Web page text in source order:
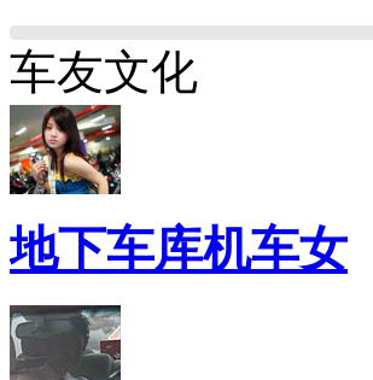
车友文化
地下车库机车女